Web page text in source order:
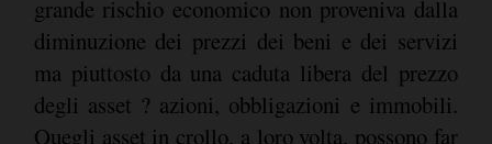
grande rischio economico non proveniva dalla
diminuzione dei prezzi dei beni e dei servizi
ma piuttosto da una caduta libera del prezzo
degli asset ? azioni, obbligazioni e immobili.
Quegli asset in crollo, a loro volta, possono far